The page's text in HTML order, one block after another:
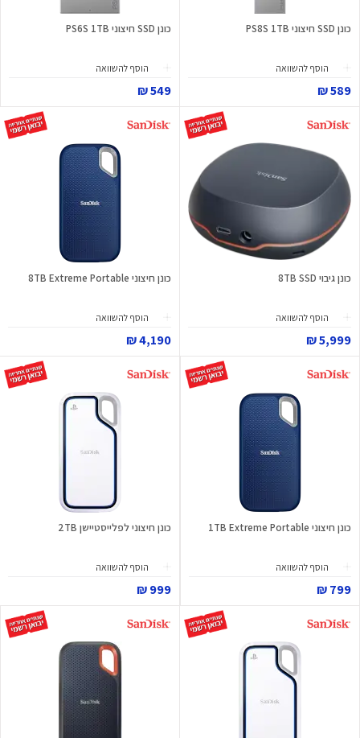
כונן SSD חיצוני PS8S 1TB
הוסף להשוואה
589 ₪
כונן SSD חיצוני PS6S 1TB
הוסף להשוואה
549 ₪
כונן גיבוי 8TB SSD
הוסף להשוואה
5,999 ₪
כונן חיצוני 8TB Extreme Portable
הוסף להשוואה
4,190 ₪
כונן חיצוני 1TB Extreme Portable
הוסף להשוואה
799 ₪
כונן חיצוני לפלייסטיישן 2TB
הוסף להשוואה
999 ₪